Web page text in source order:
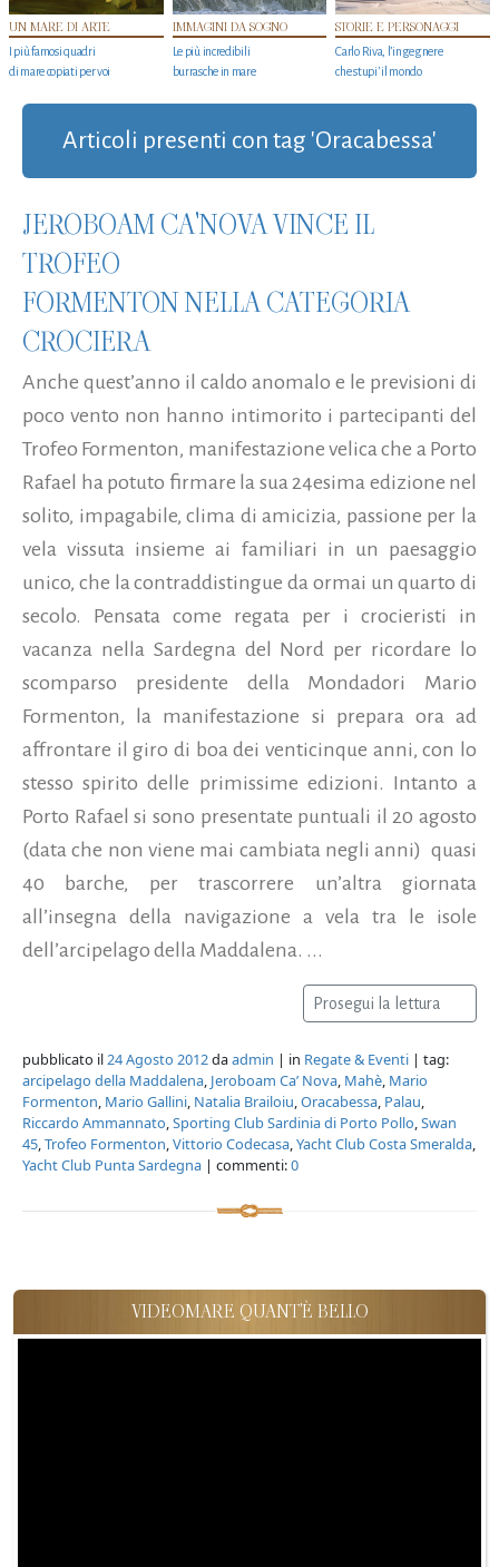
UN MARE DI ARTE
I più famosi quadri
di mare copiati per voi
IMMAGINI DA SOGNO
Le più incredibili
burrasche in mare
STORIE E PERSONAGGI
Carlo Riva, l’ingegnere
che stupi' il mondo
Articoli presenti con tag 'Oracabessa'
JEROBOAM CA'NOVA VINCE IL
TROFEO
FORMENTON NELLA CATEGORIA
CROCIERA
Anche quest’anno il caldo anomalo e le previsioni di
poco vento non hanno intimorito i partecipanti del
Trofeo Formenton, manifestazione velica che a Porto
Rafael ha potuto firmare la sua 24esima edizione nel
solito, impagabile, clima di amicizia, passione per la
vela vissuta insieme ai familiari in un paesaggio
unico, che la contraddistingue da ormai un quarto di
secolo. Pensata come regata per i crocieristi in
vacanza nella Sardegna del Nord per ricordare lo
scomparso presidente della Mondadori Mario
Formenton, la manifestazione si prepara ora ad
affrontare il giro di boa dei venticinque anni, con lo
stesso spirito delle primissime edizioni. Intanto a
Porto Rafael si sono presentate puntuali il 20 agosto
(data che non viene mai cambiata negli anni) quasi
40 barche, per trascorrere un’altra giornata
all’insegna della navigazione a vela tra le isole
dell’arcipelago della Maddalena. ...
Prosegui la lettura
pubblicato il24 Agosto 2012daadmin | in Regate & Eventi | tag:
arcipelago della Maddalena, Jeroboam Ca’ Nova, Mahè, Mario
Formenton, Mario Gallini, Natalia Brailoiu,Oracabessa, Palau,
Riccardo Ammannato,Sporting Club Sardinia di Porto Pollo,Swan
45,Trofeo Formenton,Vittorio Codecasa,Yacht Club Costa Smeralda,
Yacht Club Punta Sardegna | commenti:0
VIDEOMARE QUANT'È BELLO